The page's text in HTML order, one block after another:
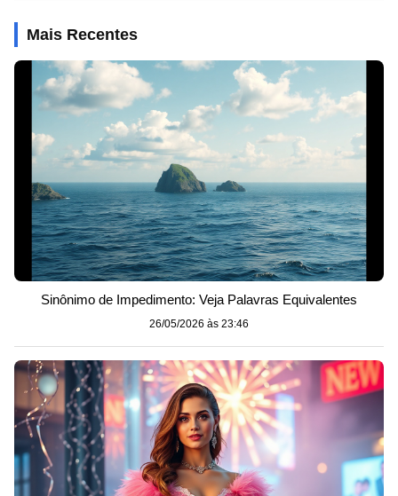
Mais Recentes
Sinônimo de Impedimento: Veja Palavras Equivalentes
26/05/2026 às 23:46